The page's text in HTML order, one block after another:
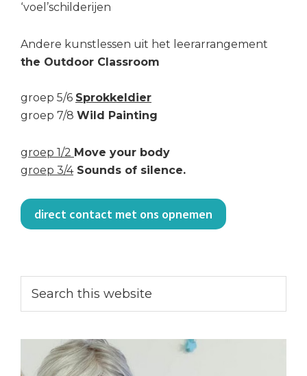
‘voel’schilderijen
Andere kunstlessen uit het leerarrangement
the Outdoor Classroom
groep 5/6 Sprokkeldier
groep 7/8 Wild Painting
groep 1/2 Move your body
groep 3/4Sounds of silence.
direct contact met ons opnemen
Primary
Sidebar
this